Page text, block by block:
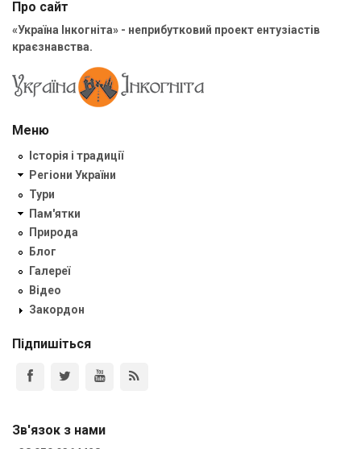
Про сайт
«Україна Інкогніта» - неприбутковий проект ентузіастів
краєзнавства.
Меню
Історія і традиції
Регіони України
Тури
Пам'ятки
Природа
Блог
Галереї
Відео
Закордон
Підпишіться
Зв'язок з нами